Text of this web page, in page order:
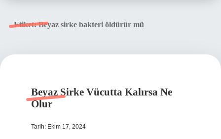
Etiket:Beyaz sirke bakteri öldürür mü
Beyaz Sirke Vücutta Kalırsa Ne
Olur
Tarih: Ekim 17, 2024